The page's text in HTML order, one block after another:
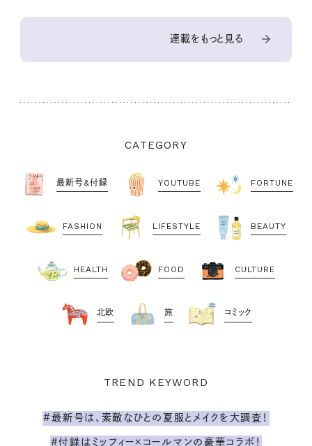
連載をもっと見る
CATEGORY
最新号&付録 YOUTUBE FORTUNE
FASHION LIFESTYLE BEAUTY
HEALTH FOOD CULTURE
北欧 旅 コミック
TREND KEYWORD
#最新号は、素敵なひとの夏服とメイクを大調査！
#付録はミッフィー×コールマンの豪華コラボ！